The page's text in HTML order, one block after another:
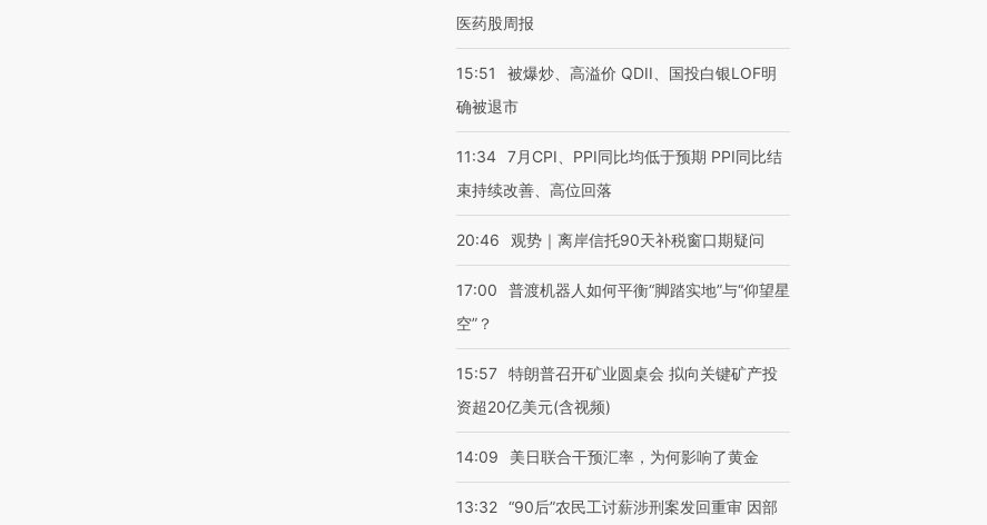
医药股周报
15:51
被爆炒、高溢价 QDII、国投白银LOF明
确被退市
11:34 7月CPI、PPI同比均低于预期 PPI同比结
束持续改善、高位回落
20:46 观势｜离岸信托90天补税窗口期疑问
17:00
普渡机器人如何平衡“脚踏实地”与“仰望星
空”？
15:57 特朗普召开矿业圆桌会 拟向关键矿产投
资超20亿美元(含视频)
14:09 美日联合干预汇率，为何影响了黄金
13:32 “90后”农民工讨薪涉刑案发回重审 因部